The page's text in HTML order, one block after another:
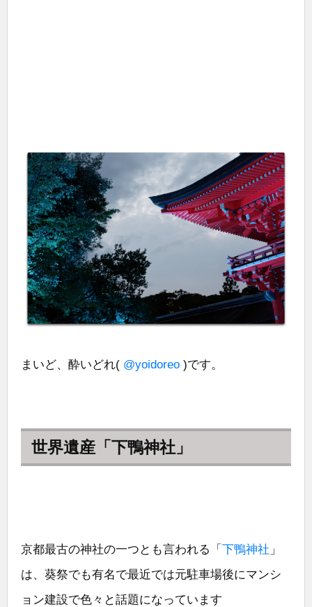
まいど、酔いどれ( @yoidoreo )です。
世界遺産「下鴨神社」
京都最古の神社の一つとも言われる「 下鴨神社 」
は、葵祭でも有名で最近では元駐車場後にマンシ
ョン建設で色々と話題になっています